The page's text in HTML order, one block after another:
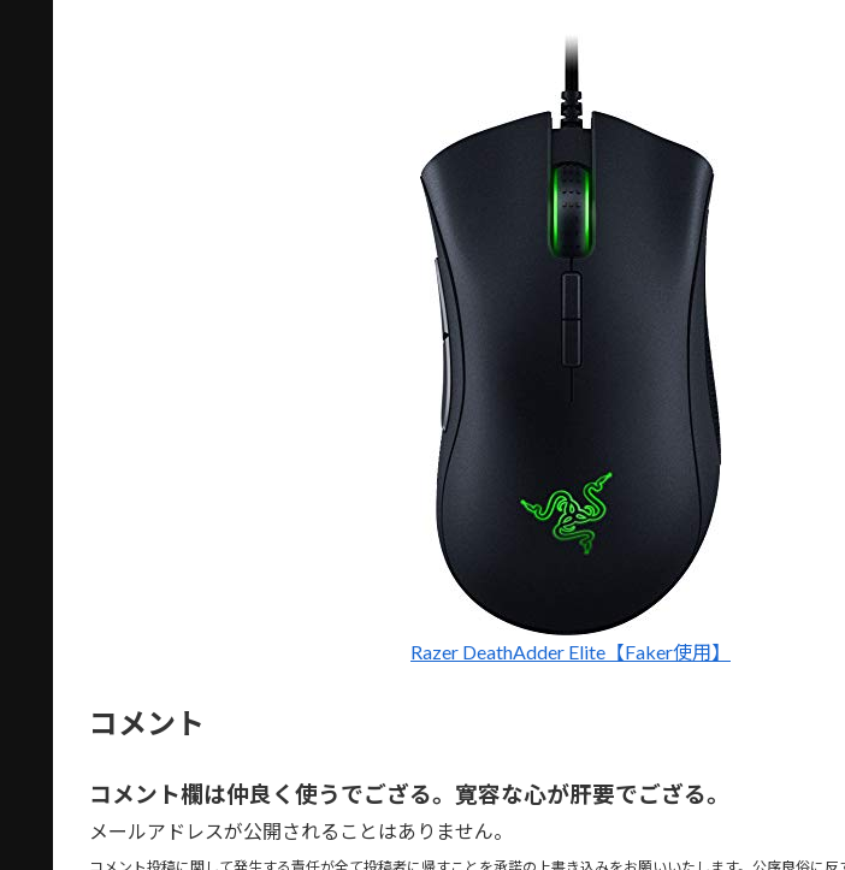
Razer DeathAdder Elite【Faker使用】
コメント
コメント欄は仲良く使うでござる。寛容な心が肝要でござる。
メールアドレスが公開されることはありません。